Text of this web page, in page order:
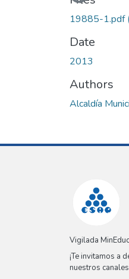
19885-1.pdf
Date
2013
Authors
Alcaldía
Vigilada
¡Te invitamos a
nuestros